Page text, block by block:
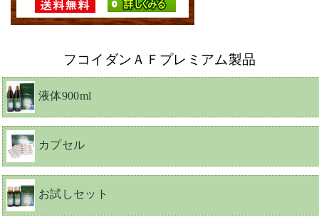
フコイダンＡＦプレミアム製品
液体900ml
カプセル
お試しセット